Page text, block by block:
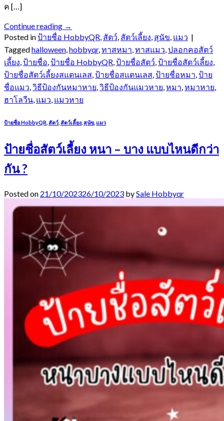
ค […]
Continue reading →
Posted inป้ายชื่อ HobbyQR, สัตว์, สัตว์เลี้ยง, สุนัข, แมว |
Taggedhalloween,hobbyqr,ทาสหมา,ทาสแมว,ปลอกคอสัตว์
เลี้ยง,ป้ายชื่อ,ป้ายชื่อ HobbyQR,ป้ายชื่อสัตว์,ป้ายชื่อสัตว์เลี้ยง,
ป้ายชื่อสัตว์เลี้ยงสแตนเลส,ป้ายชื่อสแตนเลส,ป้ายชื่อหมา,ป้าย
ชื่อแมว,วิธีป้องกันหมาหาย,วิธีป้องกันแมวหาย,หมา,หมาหาย,
ฮาโลวีน, แมว, แมวหาย
ป้ายชื่อ HobbyQR สัตว์ สัตว์เลี้ยง สุนัข แมว
ป้ายชื่อสัตว์เลี้ยง หนา – บาง แบบไหนดีกว่า
กัน ?
Posted on 21/10/202326/10/2023 bySale Hobbyqr